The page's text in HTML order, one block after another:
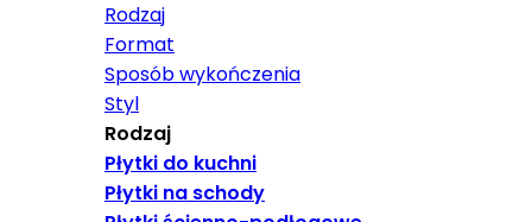
Rodzaj
Format
Sposób wykończenia
Styl
Rodzaj
Płytki do kuchni
Płytki na schody